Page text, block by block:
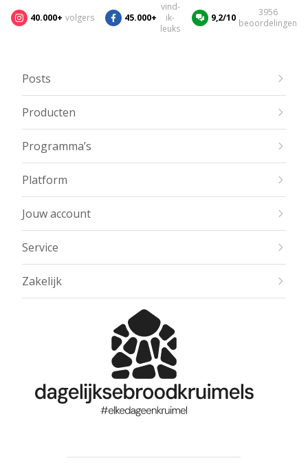
40.000+ volgers 45.000+
vind-
ik-
leuks
9,2/10
3956
beoordelingen
Posts
Producten
Programma’s
Platform
Jouw account
Service
Zakelijk